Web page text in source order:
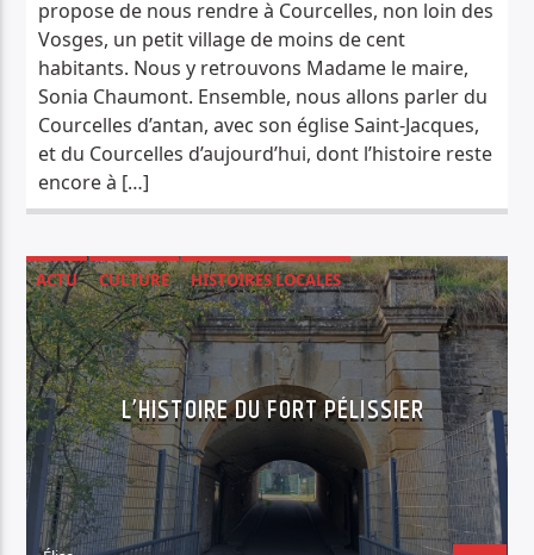
propose de nous rendre à Courcelles, non loin des
Vosges, un petit village de moins de cent
habitants. Nous y retrouvons Madame le maire,
Sonia Chaumont. Ensemble, nous allons parler du
Courcelles d’antan, avec son église Saint-Jacques,
et du Courcelles d’aujourd’hui, dont l’histoire reste
encore à […]
ACTU CULTURE HISTOIRES LOCALES
L’HISTOIRE DU FORT PÉLISSIER